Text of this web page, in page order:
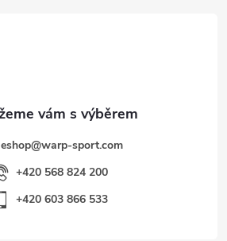
eshop@warp-sport.com
+420 568 824 200
+420 603 866 533